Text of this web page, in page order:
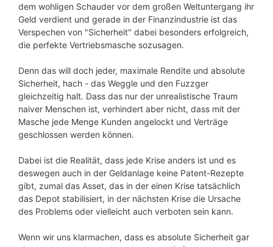
dem wohligen Schauder vor dem großen Weltuntergang ihr
Geld verdient und gerade in der Finanzindustrie ist das
Verspechen von "Sicherheit" dabei besonders erfolgreich,
die perfekte Vertriebsmasche sozusagen.
Denn das will doch jeder, maximale Rendite und absolute
Sicherheit, hach - das Weggle und den Fuzzger
gleichzeitig halt. Dass das nur der unrealistische Traum
naiver Menschen ist, verhindert aber nicht, dass mit der
Masche jede Menge Kunden angelockt und Verträge
geschlossen werden können.
Dabei ist die Realität, dass jede Krise anders ist und es
deswegen auch in der Geldanlage keine Patent-Rezepte
gibt, zumal das Asset, das in der einen Krise tatsächlich
das Depot stabilisiert, in der nächsten Krise die Ursache
des Problems oder vielleicht auch verboten sein kann.
Wenn wir uns klarmachen, dass es absolute Sicherheit gar